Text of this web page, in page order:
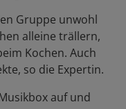
Gruppe unwohl
alleine trällern,
Kochen. Auch
so die Expertin.
auf und